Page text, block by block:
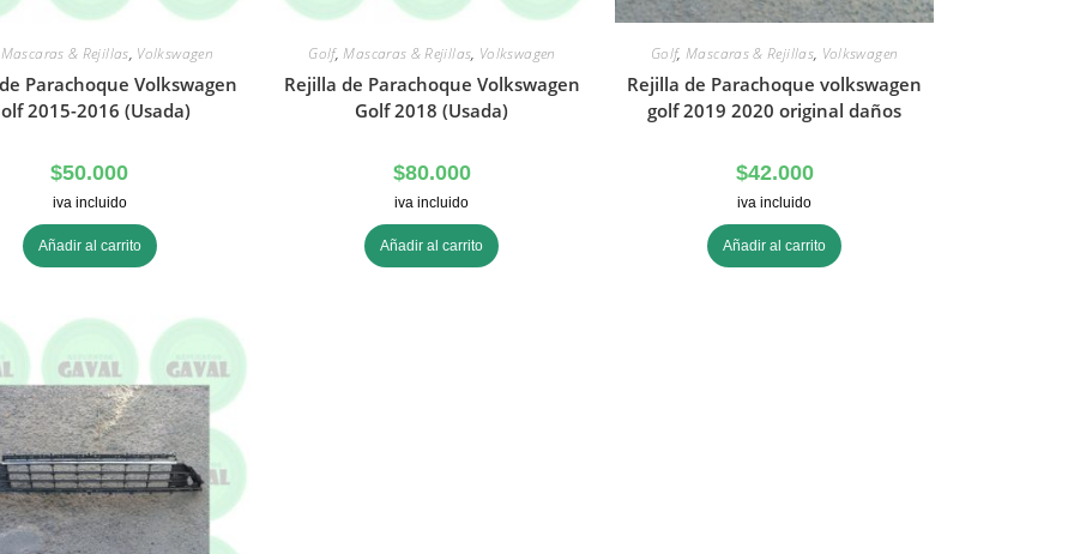
Mascaras & Rejillas, Volkswagen
Parachoque Volkswagen
2015-2016 (Usada)
$50.000
iva incluido
Añadir al carrito
Golf,Mascaras & Rejillas, Volkswagen
Rejilla de Parachoque Volkswagen
Golf 2018 (Usada)
$80.000
iva incluido
Añadir al carrito
Golf,Mascaras & Rejillas, Volkswagen
Rejilla de Parachoque volkswagen
golf 2019 2020 original daños
$42.000
iva incluido
Añadir al carrito